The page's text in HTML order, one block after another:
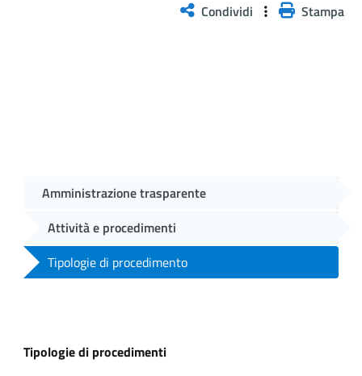
Condividi Stampa
Amministrazione trasparente
Attività e procedimenti
Tipologie di procedimento
Tipologie di procedimenti